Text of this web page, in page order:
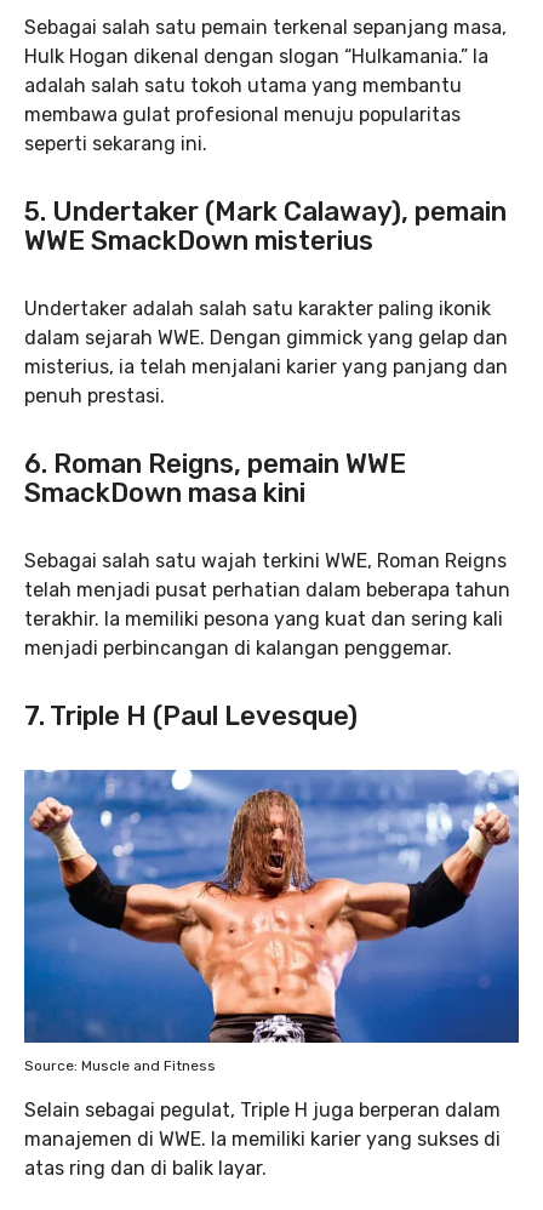
Sebagai salah satu pemain terkenal sepanjang masa,
Hulk Hogan dikenal dengan slogan “Hulkamania.” Ia
adalah salah satu tokoh utama yang membantu
membawa gulat profesional menuju popularitas
seperti sekarang ini.
5. Undertaker (Mark Calaway), pemain
WWE SmackDown misterius
Undertaker adalah salah satu karakter paling ikonik
dalam sejarah WWE. Dengan gimmick yang gelap dan
misterius, ia telah menjalani karier yang panjang dan
penuh prestasi.
6. Roman Reigns, pemain WWE
SmackDown masa kini
Sebagai salah satu wajah terkini WWE, Roman Reigns
telah menjadi pusat perhatian dalam beberapa tahun
terakhir. Ia memiliki pesona yang kuat dan sering kali
menjadi perbincangan di kalangan penggemar.
7. Triple H (Paul Levesque)
Source: Muscle and Fitness
Selain sebagai pegulat, Triple H juga berperan dalam
manajemen di WWE. Ia memiliki karier yang sukses di
atas ring dan di balik layar.